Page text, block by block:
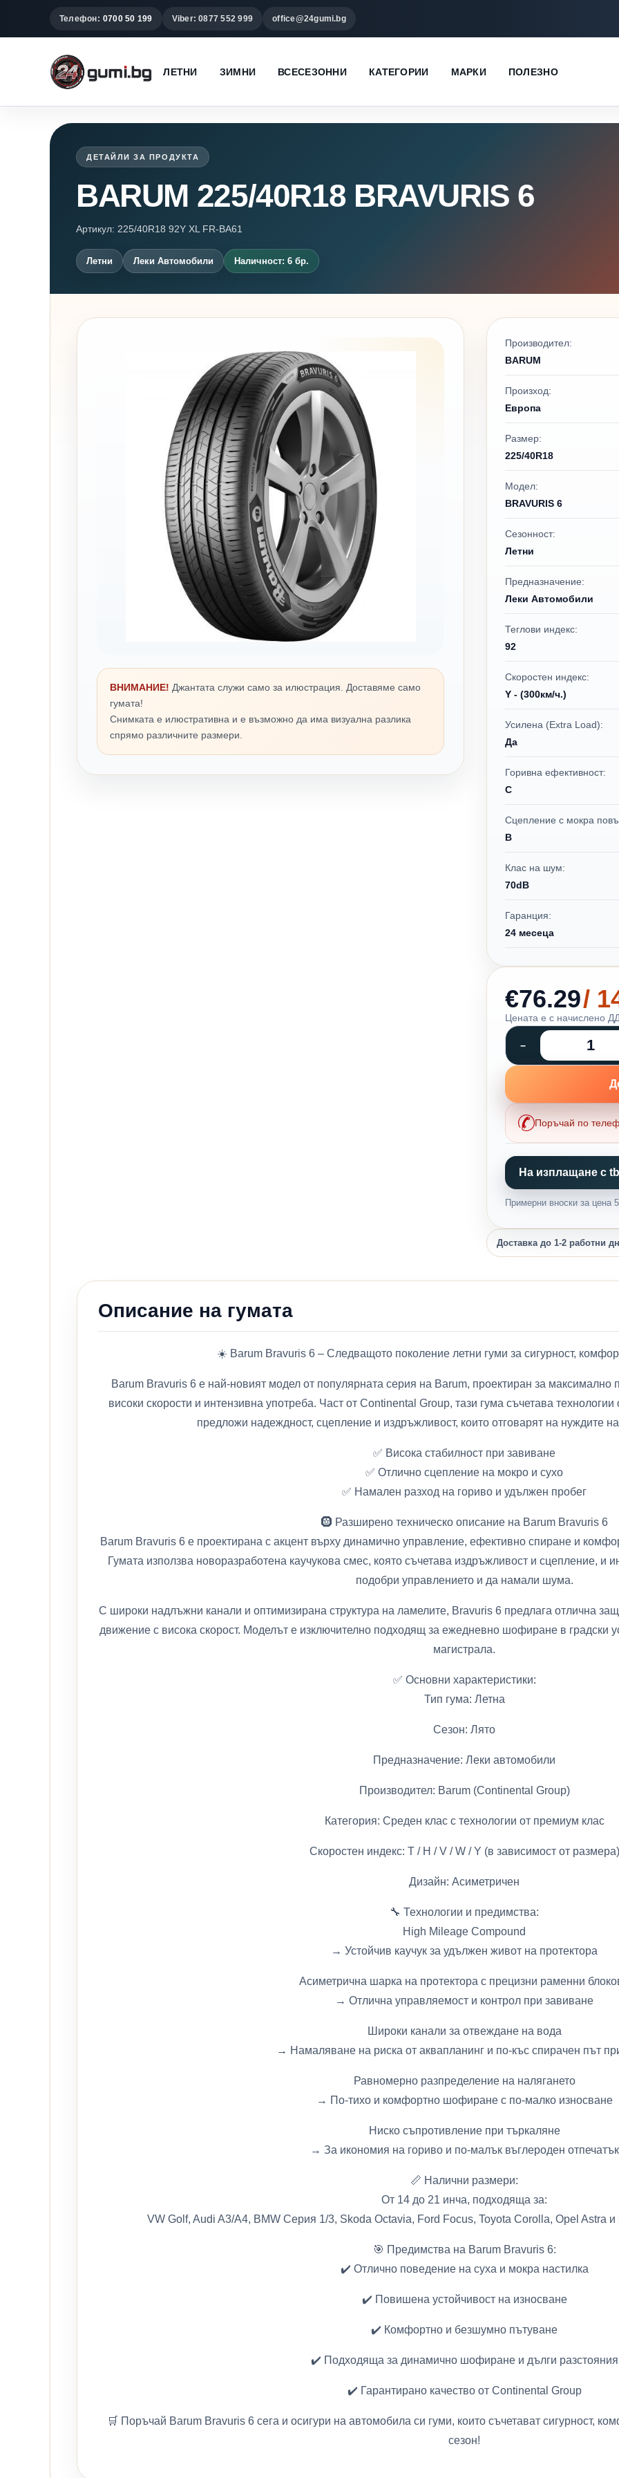
Телефон: 0700 50 199 Viber: 0877 552 999 office@24gumi.bg
ЛЕТНИ ЗИМНИ ВСЕСЕЗОННИ КАТЕГОРИИ МАРКИ ПОЛЕЗНО
ДЕТАЙЛИ ЗА ПРОДУКТА
BARUM 225/40R18 BRAVURIS 6
Артикул: 225/40R18 92Y XL FR-BA61
Летни Леки Автомобили Наличност: 6 бр.
ВНИМАНИЕ! Джантата служи само за илюстрация. Доставяме само
гумата!
Снимката е илюстративна и е възможно да има визуална разлика
спрямо различните размери.
Производител:
BARUM
Произход:
Европа
Размер:
225/40R18
Модел:
BRAVURIS 6
Сезонност:
Летни
Предназначение:
Леки Автомобили
Теглови индекс:
92
Скоростен индекс:
Y - (300км/ч.)
Усилена (Extra Load):
Да
Горивна ефективност:
C
Сцепление с мокра
B
Клас на шум:
70dB
Гаранция:
24 месеца
€76.29/
Цената е с начислено
Поръчай по
На изплащане с
Примерни вноски за цена
Доставка до 1-2 работни
Описание на гумата
☀️ Barum Bravuris 6 – Следващото поколение летни гуми за сигурност,
Barum Bravuris 6 е най-новият модел от популярната серия на Barum, проектиран за максимално
високи скорости и интензивна употреба. Част от Continental Group, тази гума съчетава
предложи надеждност, сцепление и издръжливост, които отговарят на нуждите
✅ Висока стабилност при завиване
✅ Отлично сцепление на мокро и сухо
✅ Намален разход на гориво и удължен пробег
🛞 Разширено техническо описание на Barum Bravuris 6
Barum Bravuris 6 е проектирана с акцент върху динамично управление, ефективно спиране и
Гумата използва новоразработена каучукова смес, която съчетава издръжливост и сцепление, и
подобри управлението и да намали шума.
С широки надлъжни канали и оптимизирана структура на ламелите, Bravuris 6 предлага отлична
движение с висока скорост. Моделът е изключително подходящ за ежедневно шофиране в градски
магистрала.
✅ Основни характеристики:
Тип гума: Летна
Сезон: Лято
Предназначение: Леки автомобили
Производител: Barum (Continental Group)
Категория: Среден клас с технологии от премиум клас
Скоростен индекс: T / H / V / W / Y (в зависимост от размера)
Дизайн: Асиметричен
🔧 Технологии и предимства:
High Mileage Compound
→ Устойчив каучук за удължен живот на протектора
Асиметрична шарка на протектора с прецизни раменни
→ Отлична управляемост и контрол при завиване
Широки канали за отвеждане на вода
→ Намаляване на риска от аквапланинг и по-къс спирачен път
Равномерно разпределение на налягането
→ По-тихо и комфортно шофиране с по-малко износване
Ниско съпротивление при търкаляне
→ За икономия на гориво и по-малък въглероден отпечатък
📏 Налични размери:
От 14 до 21 инча, подходяща за:
VW Golf, Audi A3/A4, BMW Серия 1/3, Skoda Octavia, Ford Focus, Toyota Corolla, Opel Astra
🎯 Предимства на Barum Bravuris 6:
✔️ Отлично поведение на суха и мокра настилка
✔️ Повишена устойчивост на износване
✔️ Комфортно и безшумно пътуване
✔️ Подходяща за динамично шофиране и дълги разстояния
✔️ Гарантирано качество от Continental Group
🛒 Поръчай Barum Bravuris 6 сега и осигури на автомобила си гуми, които съчетават сигурност,
сезон!